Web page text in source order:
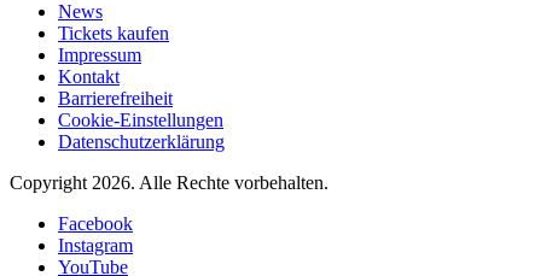
News
Tickets kaufen
Impressum
Kontakt
Barrierefreiheit
Cookie-Einstellungen
Datenschutzerklärung
Copyright 2026. Alle Rechte vorbehalten.
Facebook
Instagram
YouTube